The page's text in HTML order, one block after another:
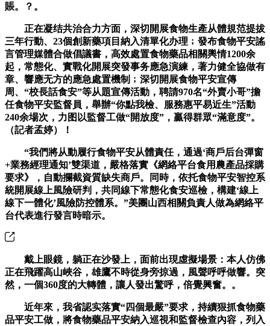
賬。？。
正在凝结共治合力方面，深切開展食物生產从體規范提拔
三年行動、23個創新藥項目納入清單化办理﹔發布食物平安謠
言管理媒體合做倡議書，高效處置食物藥品相關輿情1200余
起，常態化、實戰化開展突發事务應急演練，著力健全協做有
章、響應无方的應急處置機制﹔深切開展食物平安宣傳
周、“校長話食安”等从題宣傳活動，聘請970名“外賣小哥”擔
任食物平安監督員，舉辦“你點我檢、服務惠平易近生”活動
240余場次，力图以監督工做“開放度”，贏得群眾“滿意度”。
（記者孟婷）！
“我們將从動履行食物平安从體責任，通過‘商戶后台彈窗
+業務經理通知’雙渠道，嚴格落實《網絡平台食用農產品採購
要求》，自動攔截資質缺失商戶。同時，依托食物平安智控系
統開展線上風險研判，共同線下常態化食安巡檢，構建‘線上
線下一體化’風險防控體系。”美團山西相關負責人做為網絡平
台代表進行發言時暗示。
戴上眼鏡，躺正在沙發上，面前出現虛擬場景：本人仿佛
正在飛躍高山峽谷，雄鷹不時從身旁掠過，風聲呼呼做響。突
然，一個360度的大轉體，讓人發出驚呼，倍覺興奮。。
近年來，我省認实落實“四個最嚴”要求，持續狠抓食物藥
品平安工做，將食物藥品平安納入巡視和監督檢查內容，列入